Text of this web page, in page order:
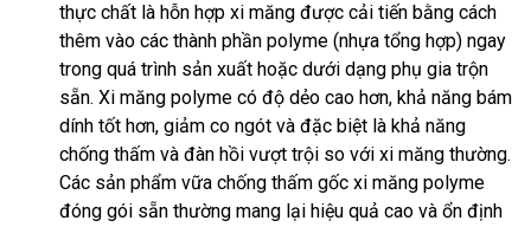
thực chất là hỗn hợp xi măng được cải tiến bằng cách
thêm vào các thành phần polyme (nhựa tổng hợp) ngay
trong quá trình sản xuất hoặc dưới dạng phụ gia trộn
sẵn. Xi măng polyme có độ dẻo cao hơn, khả năng bám
dính tốt hơn, giảm co ngót và đặc biệt là khả năng
chống thấm và đàn hồi vượt trội so với xi măng thường.
Các sản phẩm vữa chống thấm gốc xi măng polyme
đóng gói sẵn thường mang lại hiệu quả cao và ổn định